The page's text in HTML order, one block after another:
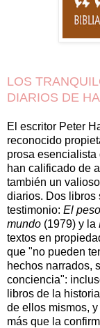
LOS
DIARIOS DE
El escritor Peter
reconocido
prosa esencialista
han calificado de
también un
diarios. Dos libros
testimonio: El
mundo (1979) y la
textos en
que "no pueden
hechos narrados,
conciencia":
libros de la
de ellos mismos,
más que la